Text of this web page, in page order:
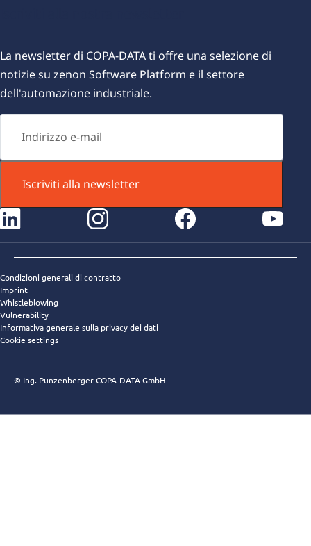
La newsletter di COPA-DATA ti offre una selezione di
notizie su zenon Software Platform e il settore
dell'automazione industriale.
Iscriviti alla newsletter
facebook youtube
Condizioni generali di contratto
Imprint
Whistleblowing
Vulnerability
Informativa generale sulla privacy dei dati
Cookie settings
© Ing. Punzenberger COPA-DATA GmbH